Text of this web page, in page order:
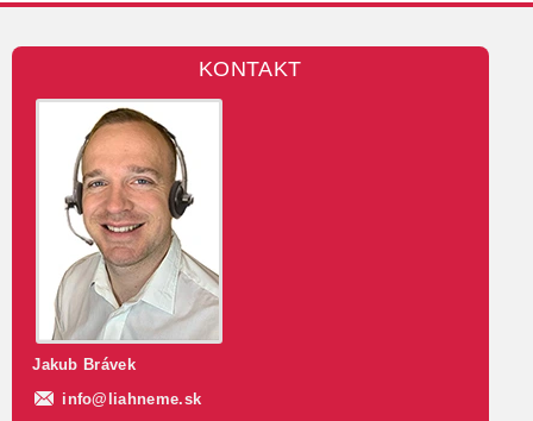
KONTAKT
Jakub Brávek
info@ liahneme.sk